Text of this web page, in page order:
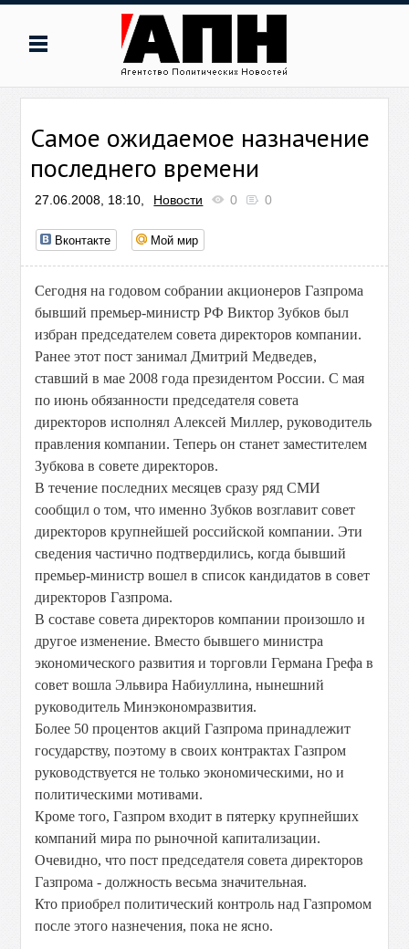
Самое ожидаемое назначение
последнего времени
27.06.2008, 18:10, Новости 0 0
Вконтакте Мой мир
Сегодня на годовом собрании акционеров Газпрома
бывший премьер-министр РФ Виктор Зубков был
избран председателем совета директоров компании.
Ранее этот пост занимал Дмитрий Медведев,
ставший в мае 2008 года президентом России. С мая
по июнь обязанности председателя совета
директоров исполнял Алексей Миллер, руководитель
правления компании. Теперь он станет заместителем
Зубкова в совете директоров.
В течение последних месяцев сразу ряд СМИ
сообщил о том, что именно Зубков возглавит совет
директоров крупнейшей российской компании. Эти
сведения частично подтвердились, когда бывший
премьер-министр вошел в список кандидатов в совет
директоров Газпрома.
В составе совета директоров компании произошло и
другое изменение. Вместо бывшего министра
экономического развития и торговли Германа Грефа в
совет вошла Эльвира Набиуллина, нынешний
руководитель Минэкономразвития.
Более 50 процентов акций Газпрома принадлежит
государству, поэтому в своих контрактах Газпром
руководствуется не только экономическими, но и
политическими мотивами.
Кроме того, Газпром входит в пятерку крупнейших
компаний мира по рыночной капитализации.
Очевидно, что пост председателя совета директоров
Газпрома - должность весьма значительная.
Кто приобрел политический контроль над Газпромом
после этого назнечения, пока не ясно.